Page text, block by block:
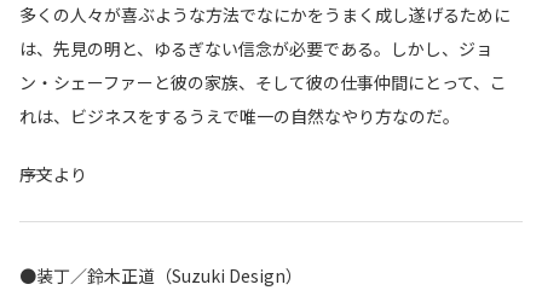
多くの人々が喜ぶような方法でなにかをうまく成し遂げるために
は、先見の明と、ゆるぎない信念が必要である。しかし、ジョ
ン・シェーファーと彼の家族、そして彼の仕事仲間にとって、こ
れは、ビジネスをするうえで唯一の自然なやり方なのだ。
――序文より
●装丁／鈴木正道（Suzuki Design）